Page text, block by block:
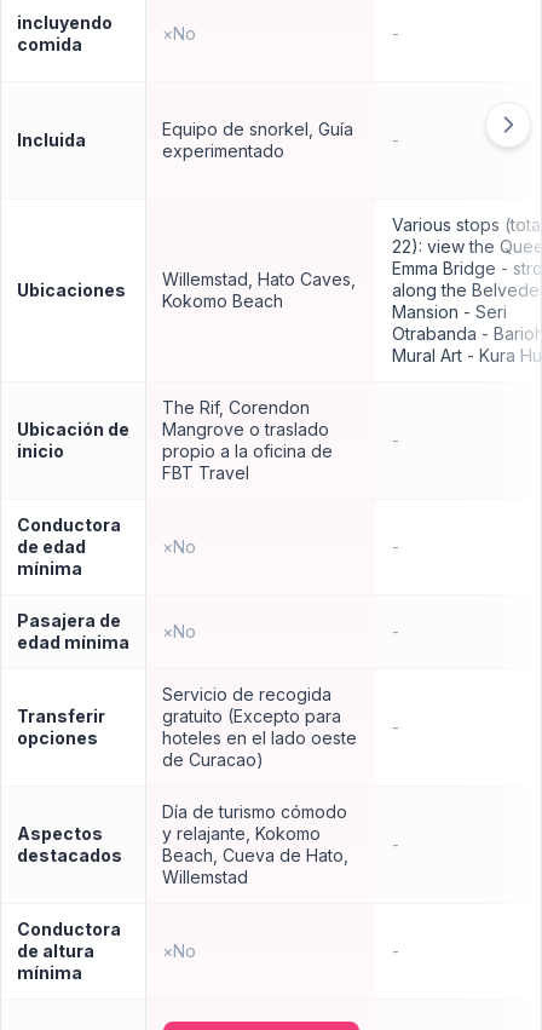
incluyendo
comida
×No -
Incluida
Equipo de snorkel, Guía
experimentado
-
Ubicaciones
Willemstad, Hato Caves,
Kokomo Beach
Various stops
22): view the
Emma Bridge -
along the
Mansion - Seri
Otrabanda -
Mural Art - Kura
Ubicación de
inicio
The Rif, Corendon
Mangrove o traslado
propio a la oficina de
FBT Travel
-
Conductora
de edad
mínima
×No -
Pasajera de
edad mínima
×No -
Transferir
opciones
Servicio de recogida
gratuito (Excepto para
hoteles en el lado oeste
de Curacao)
-
Aspectos
destacados
Día de turismo cómodo
y relajante, Kokomo
Beach, Cueva de Hato,
Willemstad
-
Conductora
de altura
mínima
×No -